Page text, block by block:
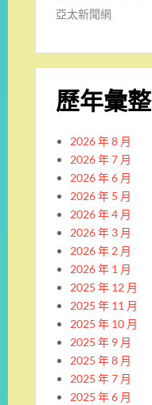
亞太新聞網
歷年彙整
2026 年 8 月
2026 年 7 月
2026 年 6 月
2026 年 5 月
2026 年 4 月
2026 年 3 月
2026 年 2 月
2026 年 1 月
2025 年 12 月
2025 年 11 月
2025 年 10 月
2025 年 9 月
2025 年 8 月
2025 年 7 月
2025 年 6 月